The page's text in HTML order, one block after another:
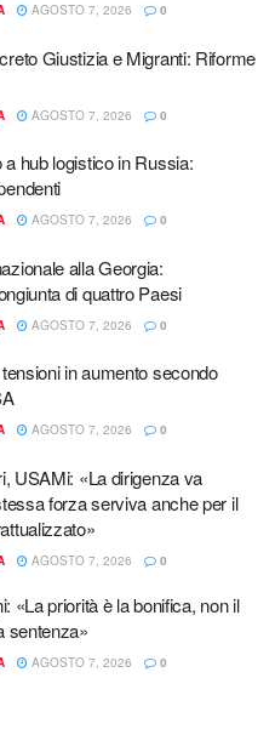
AGOSTO 7, 2026 0
Giustizia e Migranti: Riforme
AGOSTO 7, 2026 0
hub logistico in Russia:
AGOSTO 7, 2026 0
alla Georgia:
di quattro Paesi
AGOSTO 7, 2026 0
in aumento secondo
AGOSTO 7, 2026 0
USAMi: «La dirigenza va
forza serviva anche per il
AGOSTO 7, 2026 0
«La priorità è la bonifica, non il
sentenza»
AGOSTO 7, 2026 0